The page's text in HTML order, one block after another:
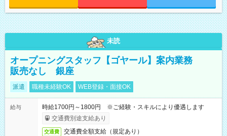
未読
オープニングスタッフ【ゴヤール】案内業務
販売なし 銀座
派遣 職種未経験OK WEB登録・面接OK
給与
時給1700円～1800円 ※ご経験・スキルにより優遇します
交通費別途支給あり
交通費 交通費全額支給（規定あり）